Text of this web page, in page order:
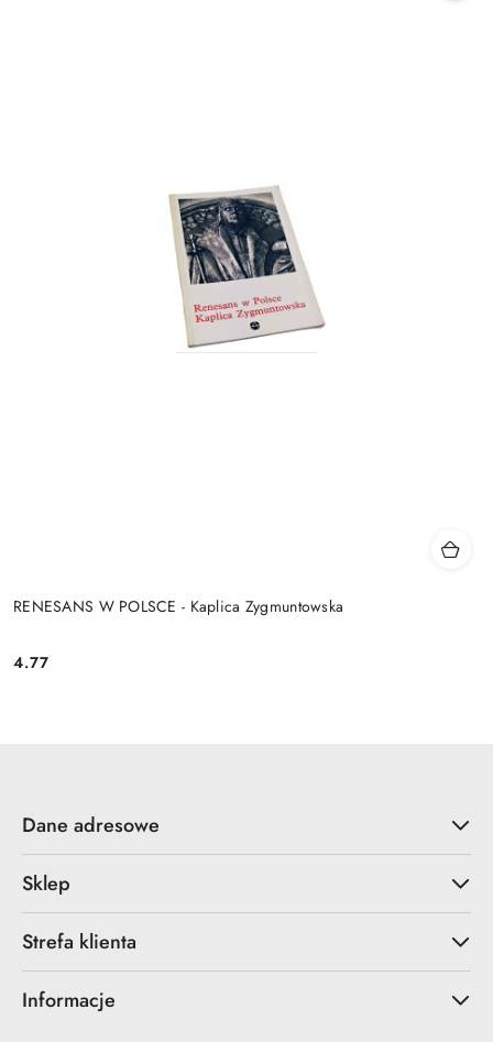
RENESANS W POLSCE - Kaplica Zygmuntowska
Cena:
4.77
Dane adresowe
Sklep
Strefa klienta
Informacje